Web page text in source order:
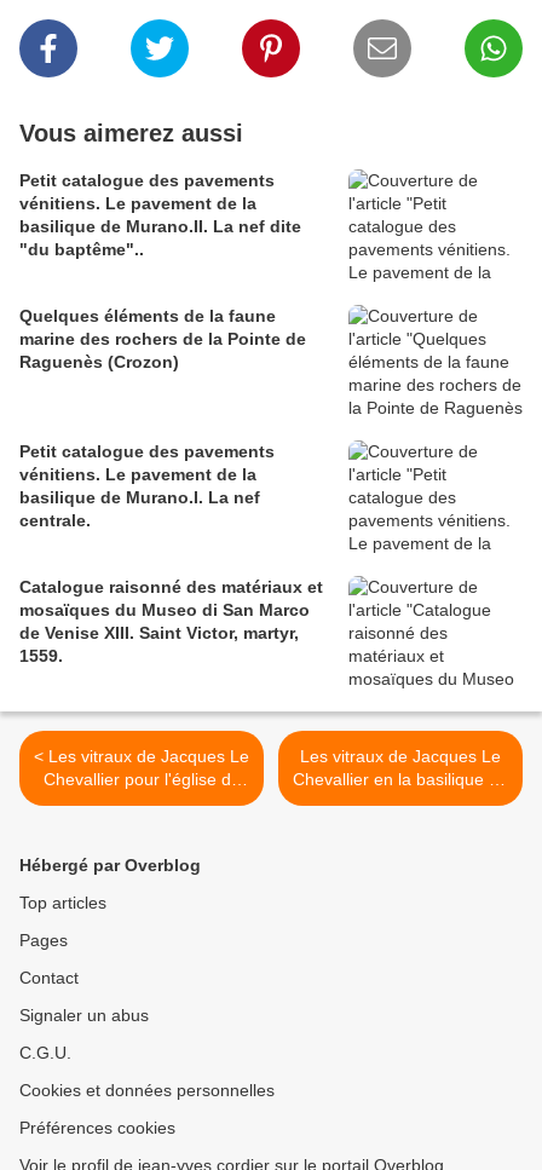
Vous aimerez aussi
Petit catalogue des pavements
vénitiens. Le pavement de la
basilique de Murano.II. La nef dite
"du baptême"..
Quelques éléments de la faune
marine des rochers de la Pointe de
Raguenès (Crozon)
Petit catalogue des pavements
vénitiens. Le pavement de la
basilique de Murano.I. La nef
centrale.
Catalogue raisonné des matériaux et
mosaïques du Museo di San Marco
de Venise XIII. Saint Victor, martyr,
1559.
< Les vitraux de Jacques Le
Chevallier pour l'église de
l'hôpital civil de Strasbourg.
Les vitraux de Jacques Le
Chevallier en la basilique du
Sacré-Cœur de
Hébergé par Overblog
Top articles
Pages
Contact
Signaler un abus
C.G.U.
Cookies et données personnelles
Préférences cookies
Voir le profil de jean-yves cordier sur le portail Overblog